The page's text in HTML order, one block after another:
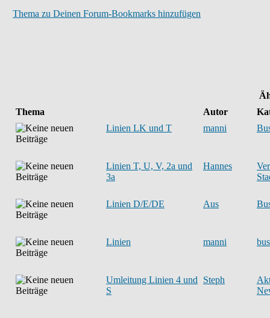
Thema zu Deinen Forum-Bookmarks hinzufügen
Thema
Autor
Linien LK und T
manni
Linien T, U, V, 2a und
3a
Hannes
Linien D/E/DE Aus
Linien manni
Umleitung Linien 4 und
S
Steph